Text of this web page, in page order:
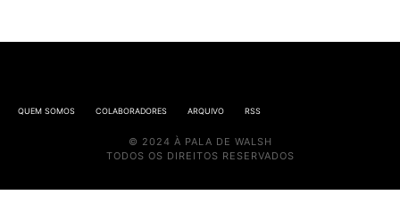
QUEM SOMOS COLABORADORES ARQUIVO RSS
© 2024 À PALA DE WALSH
TODOS OS DIREITOS RESERVADOS